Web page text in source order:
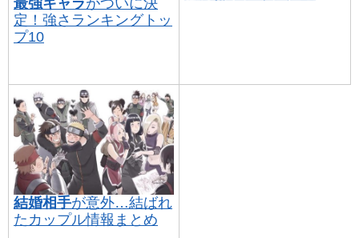
定！強さランキングトッ
プ10
結婚相手が意外…結ばれ
たカップル情報まとめ